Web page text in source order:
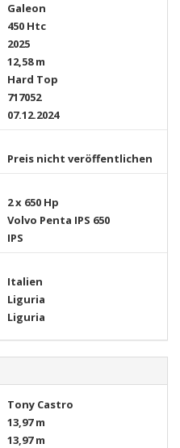
Galeon
450 Htc
2025
12,58 m
Hard Top
717052
07.12.2024
Preis nicht veröffentlichen
2 x 650 Hp
Volvo Penta IPS 650
IPS
Italien
Liguria
Liguria
Tony Castro
13,97 m
13,97 m